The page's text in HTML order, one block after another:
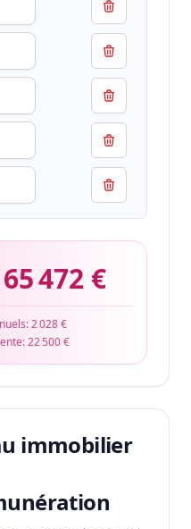
65 472 €
2 028 €
22 500 €
immobilier